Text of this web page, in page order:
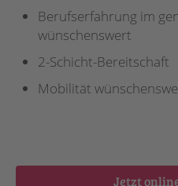
Berufserfahrung im
wünschenswert
2-Schicht-Bereitschaft
Mobilität
Jetzt